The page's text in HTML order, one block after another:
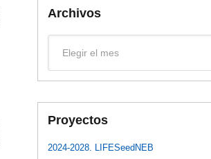
Archivos
Proyectos
2024-2028. LIFESeedNEB